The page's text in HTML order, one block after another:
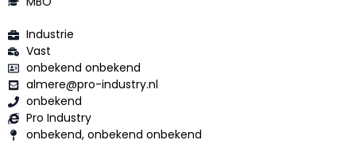
Industrie
Vast
onbekend onbekend
almere@pro-industry.nl
onbekend
Pro Industry
onbekend, onbekend onbekend